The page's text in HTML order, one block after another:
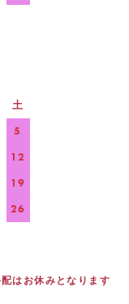
土
5
12
19
26
はお休みとなります